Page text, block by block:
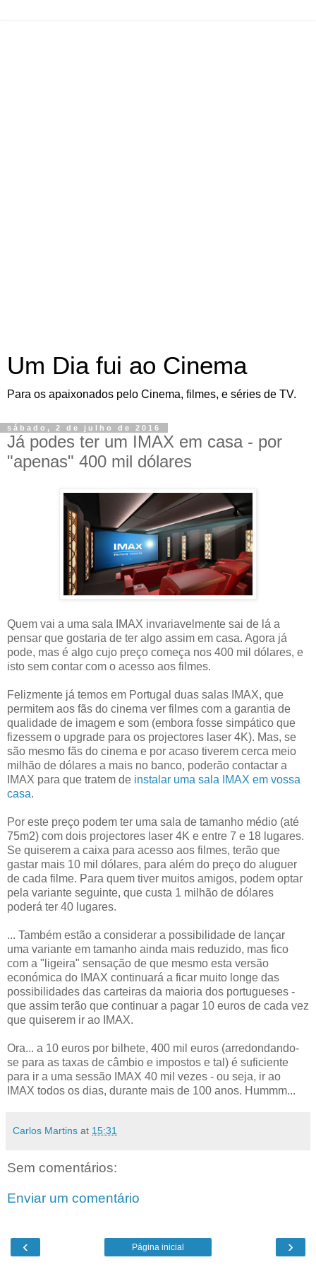
Um Dia fui ao Cinema
Para os apaixonados pelo Cinema, filmes, e séries de TV.
sábado, 2 de julho de 2016
Já podes ter um IMAX em casa - por
"apenas" 400 mil dólares
Quem vai a uma sala IMAX invariavelmente sai de lá a
pensar que gostaria de ter algo assim em casa. Agora já
pode, mas é algo cujo preço começa nos 400 mil dólares, e
isto sem contar com o acesso aos filmes.
Felizmente já temos em Portugal duas salas IMAX, que
permitem aos fãs do cinema ver filmes com a garantia de
qualidade de imagem e som (embora fosse simpático que
fizessem o upgrade para os projectores laser 4K). Mas, se
são mesmo fãs do cinema e por acaso tiverem cerca meio
milhão de dólares a mais no banco, poderão contactar a
IMAX para que tratem de instalar uma sala IMAX em vossa
casa.
Por este preço podem ter uma sala de tamanho médio (até
75m2) com dois projectores laser 4K e entre 7 e 18 lugares.
Se quiserem a caixa para acesso aos filmes, terão que
gastar mais 10 mil dólares, para além do preço do aluguer
de cada filme. Para quem tiver muitos amigos, podem optar
pela variante seguinte, que custa 1 milhão de dólares
poderá ter 40 lugares.
... Também estão a considerar a possibilidade de lançar
uma variante em tamanho ainda mais reduzido, mas fico
com a "ligeira" sensação de que mesmo esta versão
económica do IMAX continuará a ficar muito longe das
possibilidades das carteiras da maioria dos portugueses -
que assim terão que continuar a pagar 10 euros de cada vez
que quiserem ir ao IMAX.
Ora... a 10 euros por bilhete, 400 mil euros (arredondando-
se para as taxas de câmbio e impostos e tal) é suficiente
para ir a uma sessão IMAX 40 mil vezes - ou seja, ir ao
IMAX todos os dias, durante mais de 100 anos. Hummm...
Carlos Martins at 15:31
Sem comentários:
Enviar um comentário
‹ ›
Página inicial